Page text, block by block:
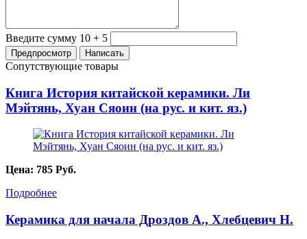
Введите сумму 10 + 5
Сопутствующие товары
Книга История китайской керамики. Ли
Мэйтянь, Хуан Сяоин (на рус. и кит. яз.)
Цена: 785 Руб.
Подробнее
Керамика для начала Дроздов А., Хлебцевич Н.